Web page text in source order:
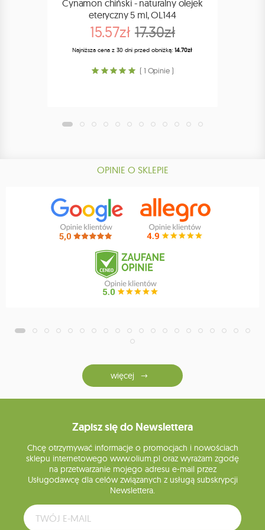
Cynamon chiński - naturalny olejek
eteryczny 5 ml, OL144
15.57zł 17.30zł
Najniższa cena z 30 dni przed obniżką:14.70zł
( 1 Opinie )
OPINIE O SKLEPIE
więcej
Zapisz się do Newslettera
Chcę otrzymywać informacje o promocjach i nowościach
sklepu internetowego www.olium.pl oraz wyrażam zgodę
na przetwarzanie mojego adresu e-mail przez
Usługodawcę dla celów związanych z usługą subskrypcji
Newslettera.